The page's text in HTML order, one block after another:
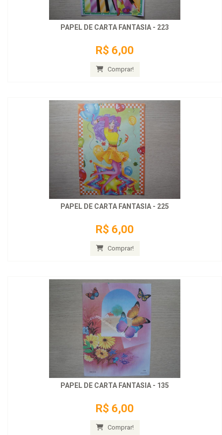
PAPEL DE CARTA FANTASIA - 223
R$ 6,00
Comprar!
PAPEL DE CARTA FANTASIA - 225
R$ 6,00
Comprar!
PAPEL DE CARTA FANTASIA - 135
R$ 6,00
Comprar!